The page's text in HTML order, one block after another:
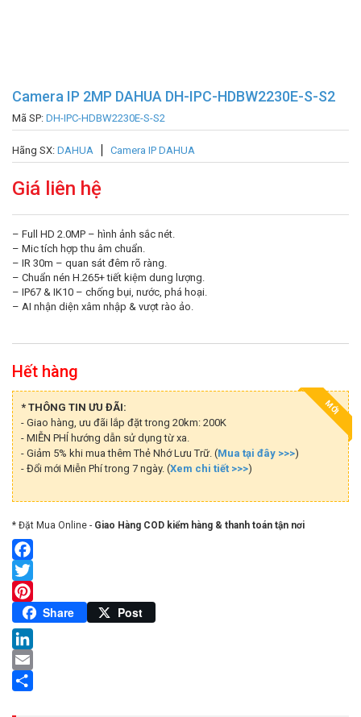
Camera IP 2MP DAHUA DH-IPC-HDBW2230E-S-S2
Mã SP: DH-IPC-HDBW2230E-S-S2
Hãng SX: DAHUA Camera IP DAHUA
Giá liên hệ
– Full HD 2.0MP – hình ảnh sắc nét.
– Mic tích hợp thu âm chuẩn.
– IR 30m – quan sát đêm rõ ràng.
– Chuẩn nén H.265+ tiết kiệm dung lượng.
– IP67 & IK10 – chống bụi, nước, phá hoại.
– AI nhận diện xâm nhập & vượt rào ảo.
Hết hàng
MỚI
* THÔNG TIN ƯU ĐÃI:
- Giao hàng, ưu đãi lắp đặt trong 20km: 200K
- MIỄN PHÍ hướng dẫn sử dụng từ xa.
- Giảm 5% khi mua thêm Thẻ Nhớ Lưu Trữ. (Mua tại đây >>>)
- Đổi mới Miễn Phí trong 7 ngày. (Xem chi tiết >>>)
* Đặt Mua Online - Giao Hàng COD kiểm hàng & thanh toán tận nơi
Facebook
Twitter
Pinterest
Share Post
LinkedIn
Email